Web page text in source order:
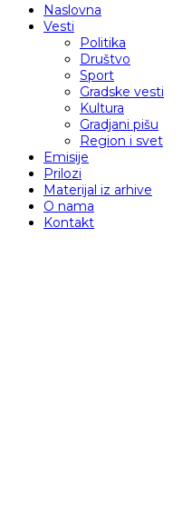
Naslovna
Vesti
Politika
Društvo
Sport
Gradske vesti
Kultura
Gradjani pišu
Region i svet
Emisije
Prilozi
Materijal iz arhive
O nama
Kontakt